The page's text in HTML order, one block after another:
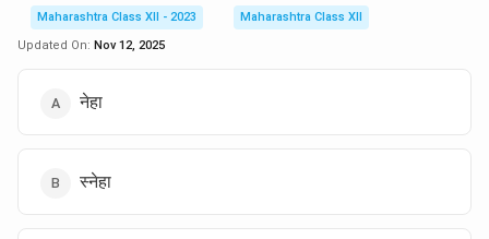
Maharashtra Class XII - 2023
Maharashtra Class XII
Updated On: Nov 12, 2025
नेहा
स्नेहा